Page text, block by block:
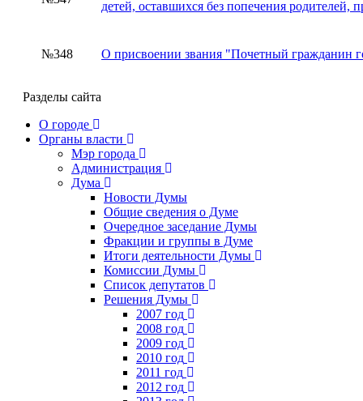
детей, оставшихся без попечения
№348 О присвоении звания "Почетный гражданин
Разделы сайта
О городе
Органы власти
Мэр города
Администрация
Дума
Новости Думы
Общие сведения о Думе
Очередное заседание Думы
Фракции и группы в Думе
Итоги деятельности Думы
Комиссии Думы
Список депутатов
Решения Думы
2007 год
2008 год
2009 год
2010 год
2011 год
2012 год